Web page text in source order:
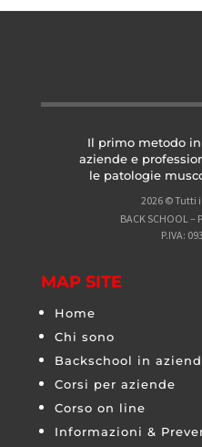
Il primo metodo
aziende e
le patologie
2026 © Tutti
BACK SCHOOL –
P.IVA:
MAP SITE
Home
Chi sono
Backschool in
Corsi per aziende
Corso on line
Informazioni &